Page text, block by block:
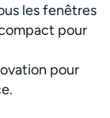
les fenêtres
pour
pour